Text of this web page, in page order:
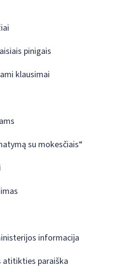
pinigais
klausimai
su mokesčiais“
informacija
atitikties paraiška